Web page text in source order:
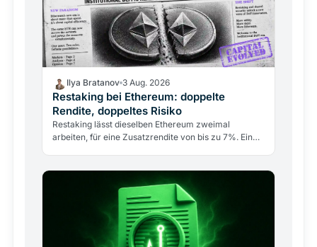
Ilya Bratanov 3 Aug. 2026
Restaking bei Ethereum: doppelte
Rendite, doppeltes Risiko
Restaking lässt dieselben Ethereum zweimal
arbeiten, für eine Zusatzrendite von bis zu 7%. Ein